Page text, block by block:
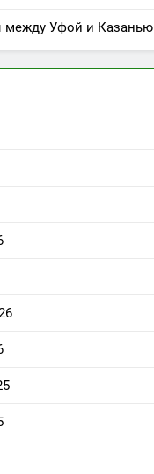
между Уфой и Казанью